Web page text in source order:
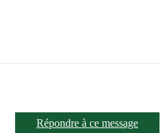
Répondre à ce message